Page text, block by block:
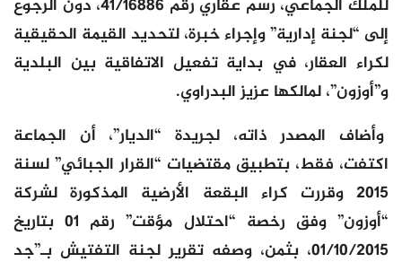
للملك الجماعي، رسم عقاري رقم 41/16886، دون الرجوع
إلى “لجنة إدارية” وإجراء خبرة، لتحديد القيمة الحقيقية
لكراء العقار، في بداية تفعيل الاتفاقية بين البلدية
و”أوزون”، لمالكها عزيز البدراوي.
وأضاف المصدر ذاته، لجريدة “الديار”، أن الجماعة
اكتفت، فقط، بتطبيق مقتضيات “القرار الجبائي” لسنة
2015 وقررت كراء البقعة الأرضية المذكورة لشركة
“أوزون” وفق رخصة “احتلال مؤقت” رقم 01 بتاريخ
01/10/2015، بثمن، وصفه تقرير لجنة التفتيش بـ”جد